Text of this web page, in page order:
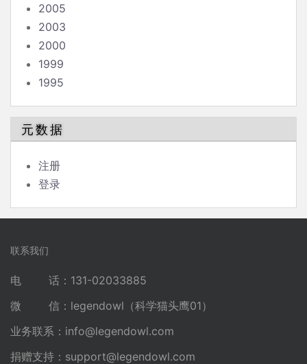
2005
2003
2000
1999
1995
元数据
注册
登录
联系我们
电 话：131-02033885
微 信：legendowl（科学猫头鹰01）
业务联系： info@legendowl.com
捐赠支持： support@legendowl.com